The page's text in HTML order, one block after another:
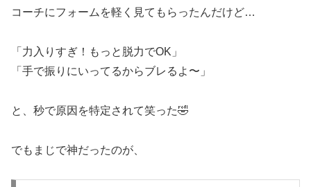
コーチにフォームを軽く見てもらったんだけど…
「力入りすぎ！もっと脱力でOK」
「手で振りにいってるからブレるよ〜」
と、秒で原因を特定されて笑った🤣
でもまじで神だったのが、